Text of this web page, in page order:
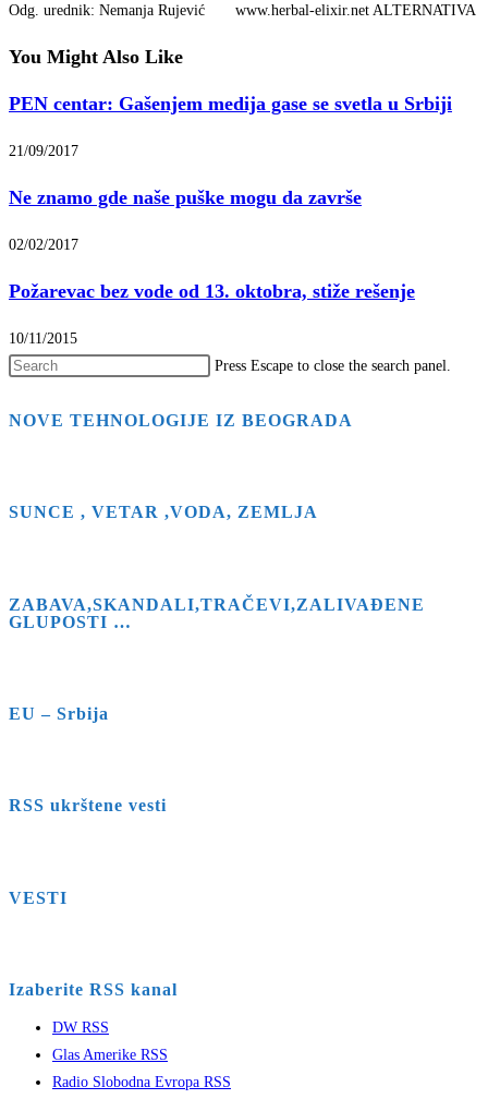
Odg. urednik: Nemanja Rujević www.herbal-elixir.net ALTERNATIVA
You Might Also Like
PEN centar: Gašenjem medija gase se svetla u Srbiji
21/09/2017
Ne znamo gde naše puške mogu da završe
02/02/2017
Požarevac bez vode od 13. oktobra, stiže rešenje
10/11/2015
Press Escape to close the search panel.
NOVE TEHNOLOGIJE IZ BEOGRADA
SUNCE , VETAR ,VODA, ZEMLJA
ZABAVA,SKANDALI,TRAČEVI,ZALIVAĐENE
GLUPOSTI …
EU – Srbija
RSS ukrštene vesti
VESTI
Izaberite RSS kanal
DW RSS
Glas Amerike RSS
Radio Slobodna Evropa RSS